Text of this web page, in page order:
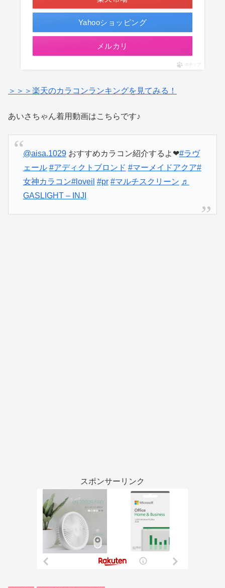
Yahooショッピング
メルカリ
ポチップ
＞＞＞楽天のカラコンランキングを見てみる！
あいさちゃん着用動画はこちらです♪
@aisa.1029おすすめカラコン紹介するよ❤︎#ラヴ
ェール #アディクトブロンド #マーメイドアクア#
女神カラコン#loveil #pr #マルチスクリーン ♬
GASLIGHT – INJI
スポンサーリンク